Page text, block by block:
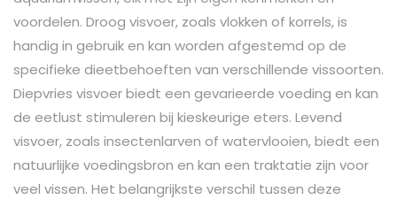
voordelen. Droog visvoer, zoals vlokken of korrels, is
handig in gebruik en kan worden afgestemd op de
specifieke dieetbehoeften van verschillende vissoorten.
Diepvries visvoer biedt een gevarieerde voeding en kan
de eetlust stimuleren bij kieskeurige eters. Levend
visvoer, zoals insectenlarven of watervlooien, biedt een
natuurlijke voedingsbron en kan een traktatie zijn voor
veel vissen. Het belangrijkste verschil tussen deze